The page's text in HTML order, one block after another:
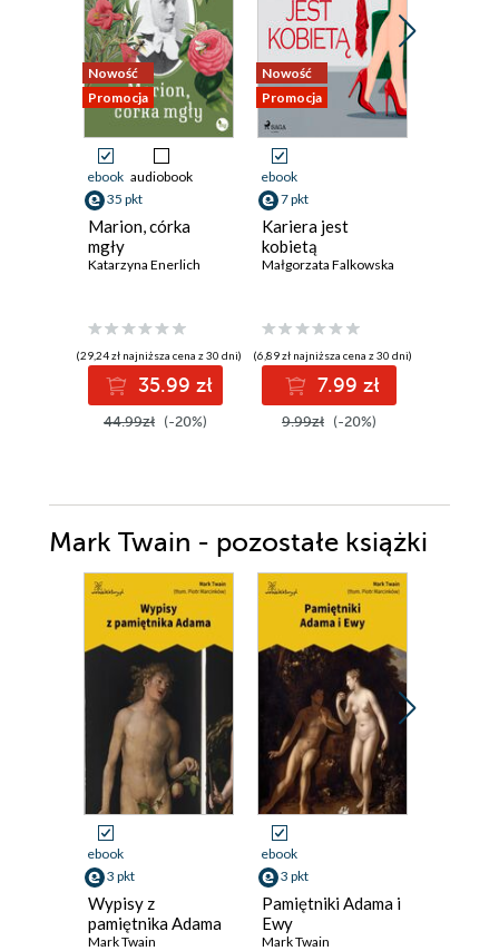
Nowość
Promocja
ebook audiobook
35 pkt
Marion, córka
mgły
Katarzyna Enerlich
(29,24 zł najniższa cena z 30 dni)
35.99 zł
44.99zł (-20%)
Nowość
Promocja
ebook
7 pkt
Kariera jest
kobietą
Małgorzata Falkowska
(6,89 zł najniższa cena z 30 dni)
7.99 zł
9.99zł (-20%)
Mark Twain - pozostałe książki
ebook
3 pkt
Wypisy z
pamiętnika Adama
Mark Twain
ebook
3 pkt
Pamiętniki Adama i
Ewy
Mark Twain